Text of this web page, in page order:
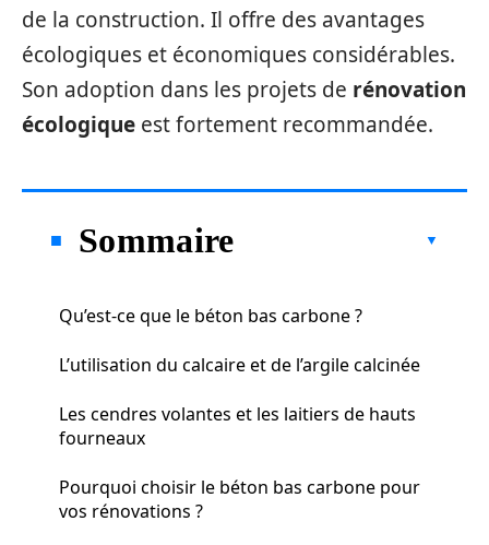
de la construction. Il offre des avantages
écologiques et économiques considérables.
Son adoption dans les projets de rénovation
écologique est fortement recommandée.
Sommaire
Qu’est-ce que le béton bas carbone ?
L’utilisation du calcaire et de l’argile calcinée
Les cendres volantes et les laitiers de hauts
fourneaux
Pourquoi choisir le béton bas carbone pour
vos rénovations ?